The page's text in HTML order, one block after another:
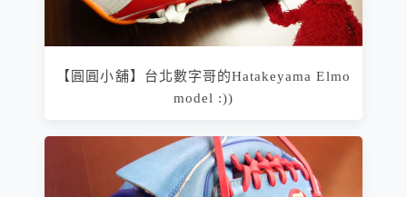
【圓圓小舖】台北數字哥的Hatakeyama Elmo
model :))